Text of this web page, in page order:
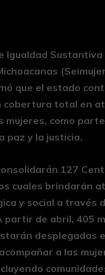
Igualdad
que el estado
cobertura total en
mujeres, como
paz y la justicia.
127
cuales brindarán
y social a través
partir de abril, 405
desplegadas
a las